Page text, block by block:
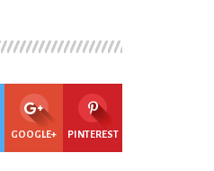
GOOGLE+ PINTEREST